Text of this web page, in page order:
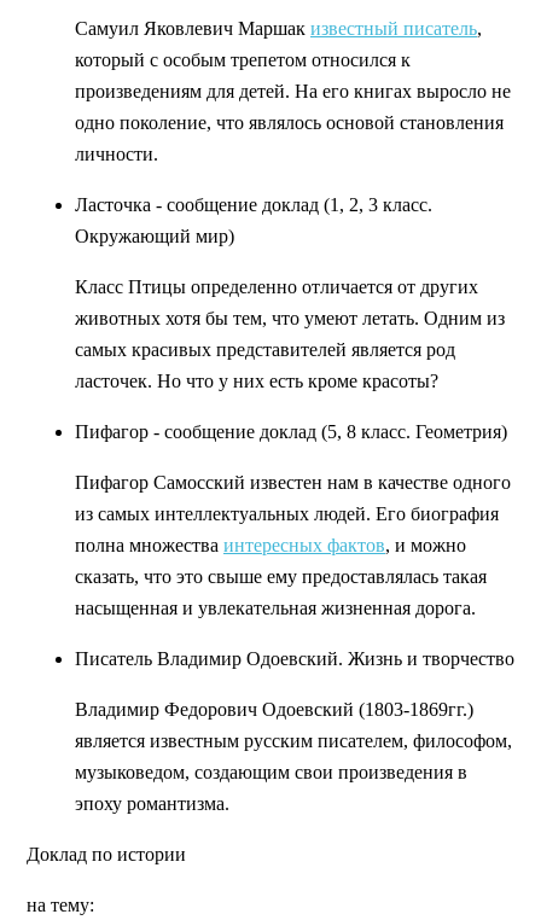
Самуил Яковлевич Маршак известный писатель,
который с особым трепетом относился к
произведениям для детей. На его книгах выросло не
одно поколение, что являлось основой становления
личности.
Ласточка - сообщение доклад (1, 2, 3 класс.
Окружающий мир)
Класс Птицы определенно отличается от других
животных хотя бы тем, что умеют летать. Одним из
самых красивых представителей является род
ласточек. Но что у них есть кроме красоты?
Пифагор - сообщение доклад (5, 8 класс. Геометрия)
Пифагор Самосский известен нам в качестве одного
из самых интеллектуальных людей. Его биография
полна множества интересных фактов, и можно
сказать, что это свыше ему предоставлялась такая
насыщенная и увлекательная жизненная дорога.
Писатель Владимир Одоевский. Жизнь и творчество
Владимир Федорович Одоевский (1803-1869гг.)
является известным русским писателем, философом,
музыковедом, создающим свои произведения в
эпоху романтизма.
Доклад по истории
на тему: